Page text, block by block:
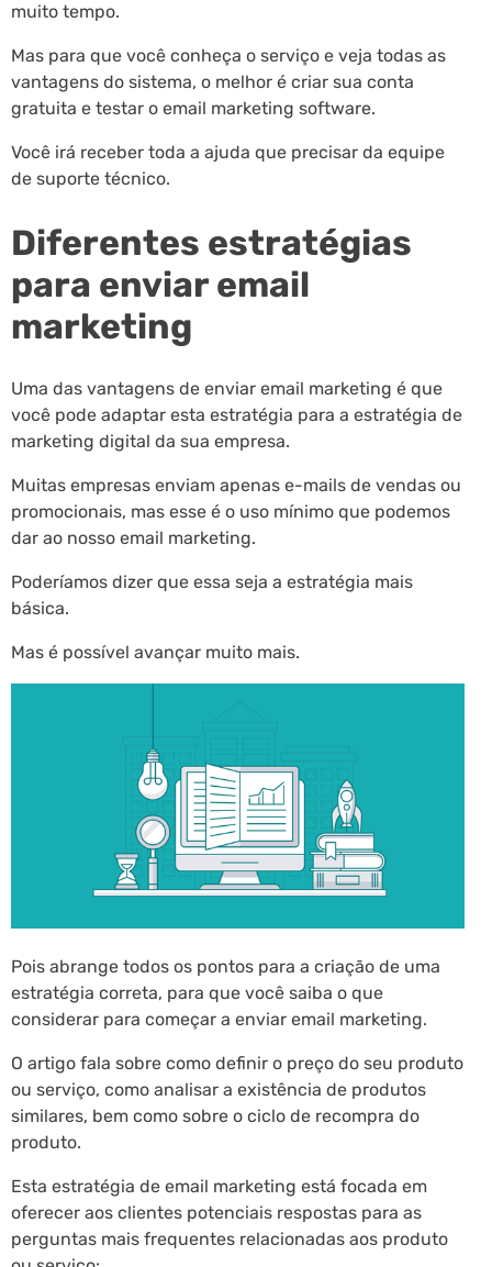
muito tempo.
Mas para que você conheça o serviço e veja todas as
vantagens do sistema, o melhor é criar sua conta
gratuita e testar o email marketing software.
Você irá receber toda a ajuda que precisar da equipe
de suporte técnico.
Diferentes estratégias
para enviar email
marketing
Uma das vantagens de enviar email marketing é que
você pode adaptar esta estratégia para a estratégia de
marketing digital da sua empresa.
Muitas empresas enviam apenas e-mails de vendas ou
promocionais, mas esse é o uso mínimo que podemos
dar ao nosso email marketing.
Poderíamos dizer que essa seja a estratégia mais
básica.
Mas é possível avançar muito mais.
Pois abrange todos os pontos para a criação de uma
estratégia correta, para que você saiba o que
considerar para começar a enviar email marketing.
O artigo fala sobre como definir o preço do seu produto
ou serviço, como analisar a existência de produtos
similares, bem como sobre o ciclo de recompra do
produto.
Esta estratégia de email marketing está focada em
oferecer aos clientes potenciais respostas para as
perguntas mais frequentes relacionadas aos produto